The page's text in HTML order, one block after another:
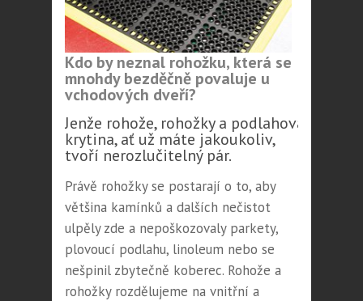
Kdo by neznal rohožku, která se
mnohdy bezděčně povaluje u
vchodových dveří?
Jenže rohože, rohožky a podlahová
krytina, ať už máte jakoukoliv,
tvoří nerozlučitelný pár.
Právě rohožky se postarají o to, aby
většina kamínků a dalších nečistot
ulpěly zde a nepoškozovaly parkety,
plovoucí podlahu, linoleum nebo se
nešpinil zbytečně koberec. Rohože a
rohožky rozdělujeme na vnitřní a